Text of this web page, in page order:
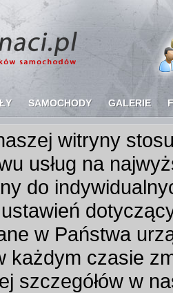
SAMOCHODY GALERIE
witryny
usług na
do
w Państwa
każdym czasie
szczegółów w